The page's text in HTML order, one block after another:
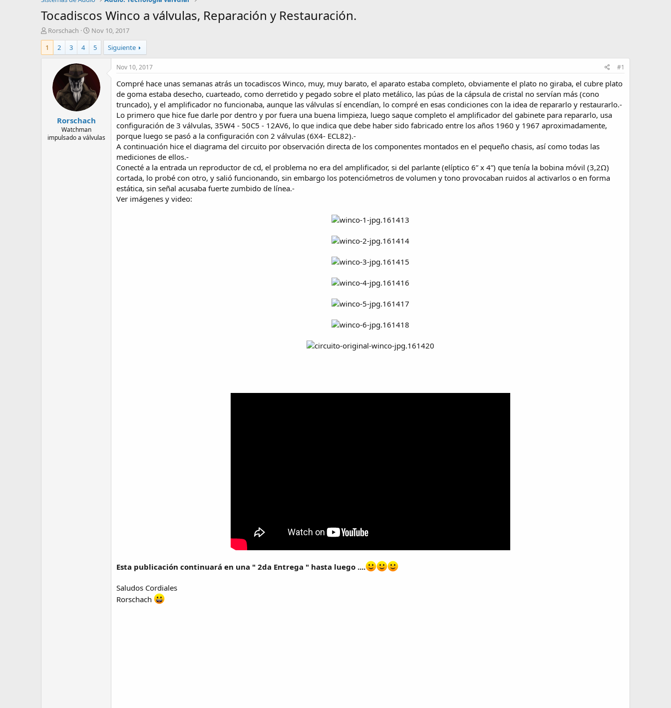
Tocadiscos Winco a válvulas, Reparación y Restauración.
A
u
t
o
Rorschach
F
e
c
h
d
i
n
c
i
o
Nov 10, 2017
1
2 3 4 5 Siguiente
Rorschach
Watchman
impulsado a válvulas
Nov 10, 2017 #1
Compré hace unas semanas atrás un tocadiscos Winco, muy, muy barato, el aparato estaba completo, obviamente el plato no giraba, el cubre plato
de goma estaba desecho, cuarteado, como derretido y pegado sobre el plato metálico, las púas de la cápsula de cristal no servían más (cono
truncado), y el amplificador no funcionaba, aunque las válvulas sí encendían, lo compré en esas condiciones con la idea de repararlo y restaurarlo.-
Lo primero que hice fue darle por dentro y por fuera una buena limpieza, luego saque completo el amplificador del gabinete para repararlo, usa
configuración de 3 válvulas, 35W4 - 50C5 - 12AV6, lo que indica que debe haber sido fabricado entre los años 1960 y 1967 aproximadamente,
porque luego se pasó a la configuración con 2 válvulas (6X4- ECL82).-
A continuación hice el diagrama del circuito por observación directa de los componentes montados en el pequeño chasis, así como todas las
mediciones de ellos.-
Conecté a la entrada un reproductor de cd, el problema no era del amplificador, si del parlante (elíptico 6” x 4”) que tenía la bobina móvil (3,2Ω)
cortada, lo probé con otro, y salió funcionando, sin embargo los potenciómetros de volumen y tono provocaban ruidos al activarlos o en forma
estática, sin señal acusaba fuerte zumbido de línea.-
Ver imágenes y video:
Esta publicación continuará en una " 2da Entrega " hasta luego ....
Saludos Cordiales
Rorschach